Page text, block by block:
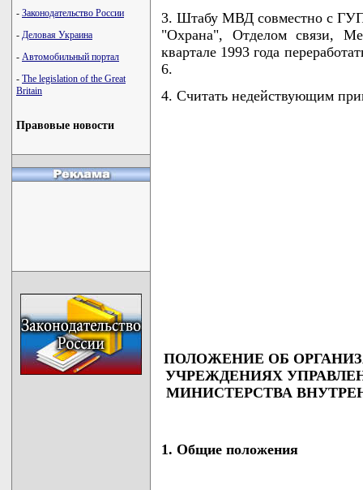
- Законодательство России
- Деловая Украина
- Автомобильный портал
- The legislation of the Great
Britain
Правовые новости
3. Штабу МВД совместно с
"Охрана", Отделом связи,
квартале 1993 года
6.
4. Считать недействующим
ПОЛОЖЕНИЕ ОБ
УЧРЕЖДЕНИЯХ
МИНИСТЕРСТВА
1. Общие положения